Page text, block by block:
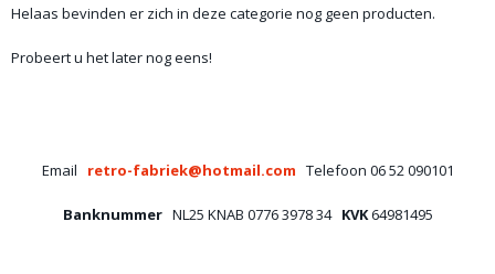
Helaas bevinden er zich in deze categorie nog geen producten.
Probeert u het later nog eens!
Email retro-fabriek@hotmail.com Telefoon 06 52 090101
Banknummer NL25 KNAB 0776 3978 34 KVK64981495